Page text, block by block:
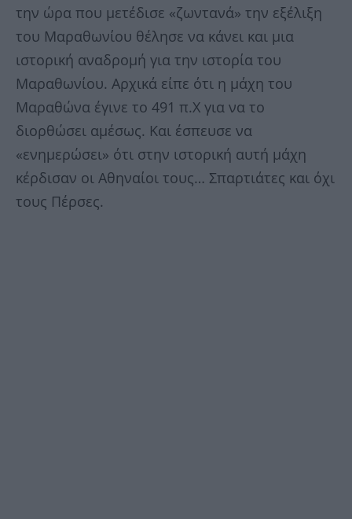
την ώρα που μετέδισε «ζωντανά» την εξέλιξη
του Μαραθωνίου θέλησε να κάνει και μια
ιστορική αναδρομή για την ιστορία του
Μαραθωνίου. Αρχικά είπε ότι η μάχη του
Μαραθώνα έγινε το 491 π.Χ για να το
διορθώσει αμέσως. Και έσπευσε να
«ενημερώσει» ότι στην ιστορική αυτή μάχη
κέρδισαν οι Αθηναίοι τους… Σπαρτιάτες και όχι
τους Πέρσες.